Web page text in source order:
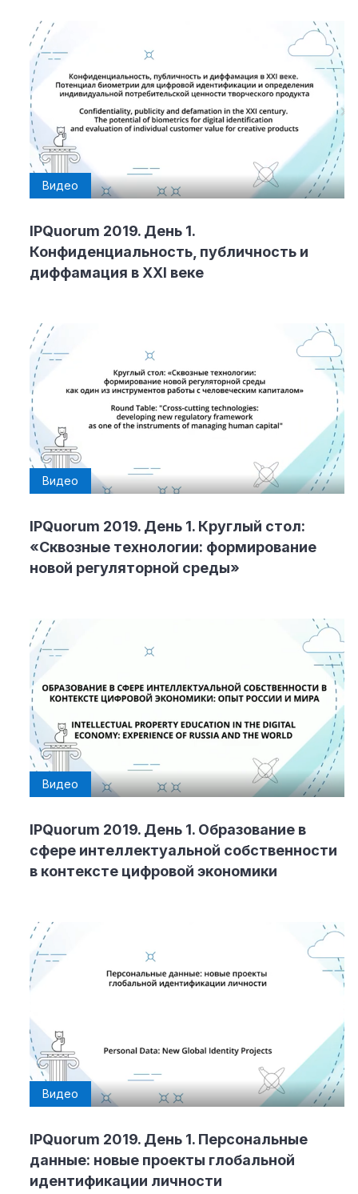
Видео
IPQuorum 2019. День 1.
Конфиденциальность, публичность и
диффамация в XXI веке
Видео
IPQuorum 2019. День 1. Круглый стол:
«Сквозные технологии: формирование
новой регуляторной среды»
Видео
IPQuorum 2019. День 1. Образование в
сфере интеллектуальной собственности
в контексте цифровой экономики
Видео
IPQuorum 2019. День 1. Персональные
данные: новые проекты глобальной
идентификации личности